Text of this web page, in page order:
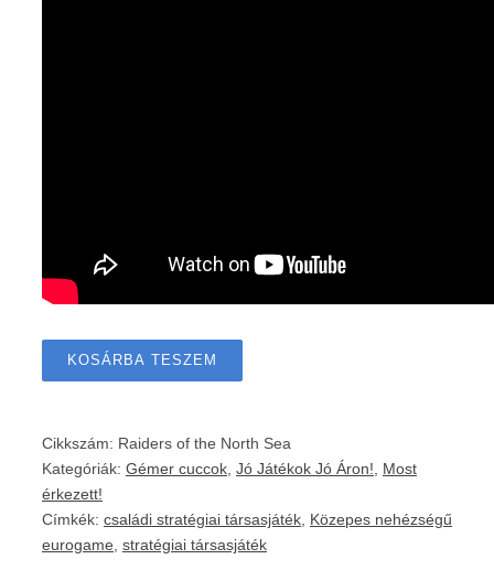
KOSÁRBA TESZEM
Cikkszám: Raiders of the North Sea
Kategóriák: Gémer cuccok Jó Játékok Jó Áron!
Most
érkezett!
Címkék: családi stratégiai társasjáték Közepes nehézségű
eurogame stratégiai társasjáték